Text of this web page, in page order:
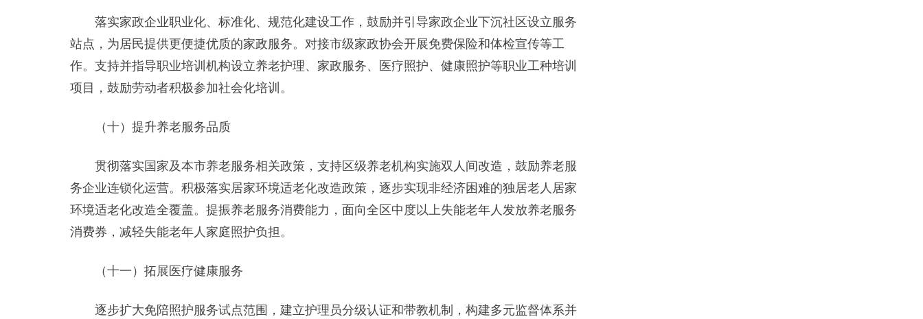
落实家政企业职业化、标准化、规范化建设工作，鼓励并引导家政企业下沉社区设立服务
站点，为居民提供更便捷优质的家政服务。对接市级家政协会开展免费保险和体检宣传等工
作。支持并指导职业培训机构设立养老护理、家政服务、医疗照护、健康照护等职业工种培训
项目，鼓励劳动者积极参加社会化培训。
（十）提升养老服务品质
贯彻落实国家及本市养老服务相关政策，支持区级养老机构实施双人间改造，鼓励养老服
务企业连锁化运营。积极落实居家环境适老化改造政策，逐步实现非经济困难的独居老人居家
环境适老化改造全覆盖。提振养老服务消费能力，面向全区中度以上失能老年人发放养老服务
消费券，减轻失能老年人家庭照护负担。
（十一）拓展医疗健康服务
逐步扩大免陪照护服务试点范围，建立护理员分级认证和带教机制，构建多元监督体系并